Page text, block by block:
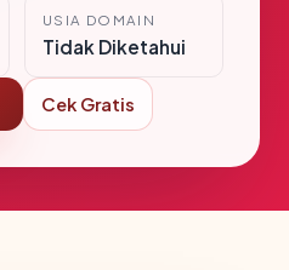
USIA DOMAIN
Tidak Diketahui
Cek Gratis